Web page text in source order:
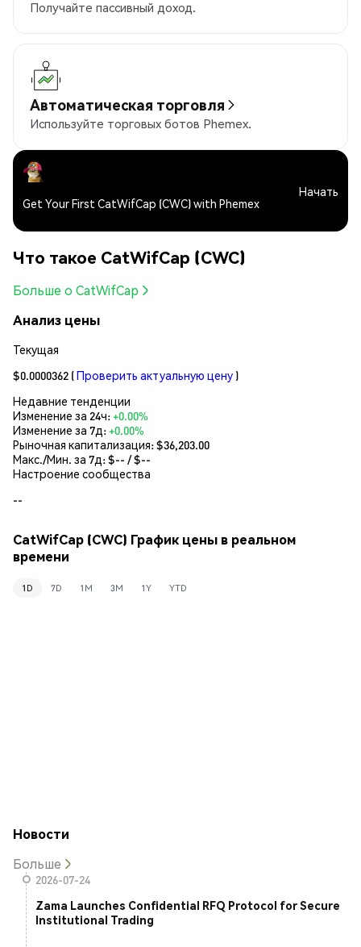
Получайте пассивный доход.
Автоматическая торговля
Используйте торговых ботов Phemex.
Get Your First CatWifCap (CWC) with Phemex
Начать
Что такое CatWifCap (CWC)
Больше о CatWifCap
Анализ цены
Текущая
$0.0000362 (Проверить актуальную цену )
Недавние тенденции
Изменение за 24ч:+0.00%
Изменение за 7д:+0.00%
Рыночная капитализация:$36,203.00
Макс./Мин. за 7д: $-- / $--
Настроение сообщества
--
CatWifCap (CWC) График цены в реальном
времени
1D 7D 1M 3M 1Y YTD
Новости
Больше
2026-07-24
Zama Launches Confidential RFQ Protocol for Secure
Institutional Trading